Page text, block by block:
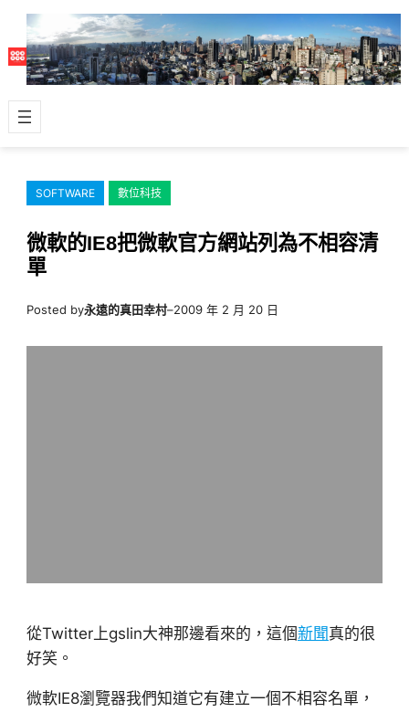
主
容
SOFTWARE 數位科技
微軟的IE8把微軟官方網站列為不相容清
單
Posted by永遠的真田幸村–2009 年 2 月 20 日
從Twitter上gslin大神那邊看來的，這個新聞真的很
好笑。
微軟IE8瀏覽器我們知道它有建立一個不相容名單，